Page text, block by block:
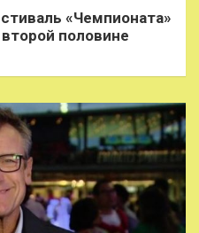
«Чемпионата»
половине